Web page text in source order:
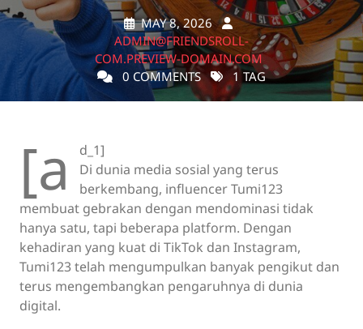
MAY 8, 2026
ADMIN@FRIENDSROLL-
COM.PREVIEW-DOMAIN.COM
0 COMMENTS
1 TAG
[a
d_1]
Di dunia media sosial yang terus
berkembang, influencer Tumi123
membuat gebrakan dengan mendominasi tidak
hanya satu, tapi beberapa platform. Dengan
kehadiran yang kuat di TikTok dan Instagram,
Tumi123 telah mengumpulkan banyak pengikut dan
terus mengembangkan pengaruhnya di dunia
digital.